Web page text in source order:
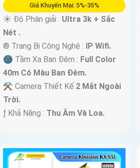
Giá Khuyến Mại: 5%-35%
☀️ Độ Phân giải : Ultra 3k + Sắc
Nét .
®️ Trang Bị Công Nghệ : IP Wifi.
🌚 Tầm Xa Ban Đêm : Full Color
40m Có Màu Ban Ðêm.
⚒ Camera Thiết Kế 2 Mắt Ngoài
Trời.
️ƒ Khả Năng : Thu Âm Và Loa.